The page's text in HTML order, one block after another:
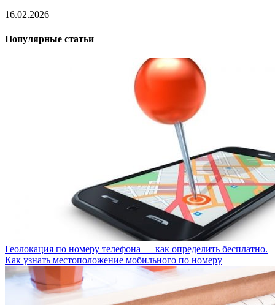
16.02.2026
Популярные статьи
Геолокация по номеру телефона — как определить бесплатно.
Как узнать местоположение мобильного по номеру